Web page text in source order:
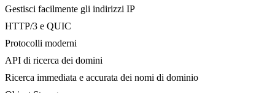
Gestisci facilmente gli indirizzi IP
HTTP/3 e QUIC
Protocolli moderni
API di ricerca dei domini
Ricerca immediata e accurata dei nomi di dominio